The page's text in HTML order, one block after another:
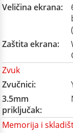
Veličina ekrana:
Zaštita ekrana:
Zvuk
Zvučnici:
3.5mm
priključak:
Memorija i